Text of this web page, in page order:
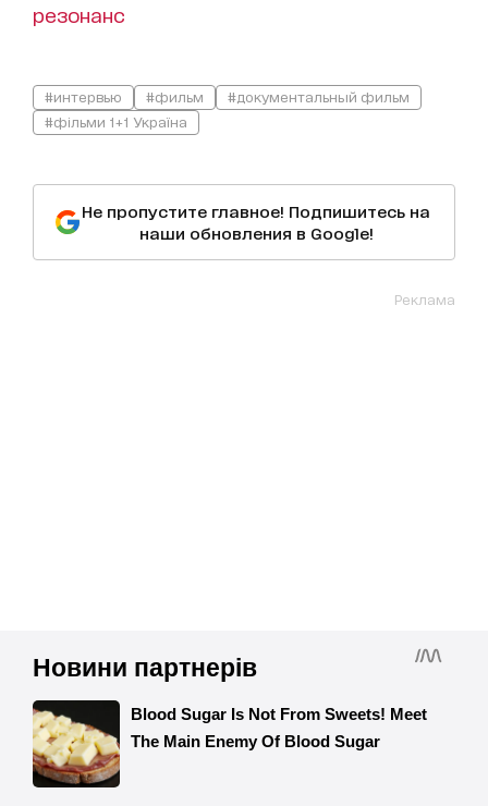
резонанс
#интервью #фильм
#документальный фильм
#фільми 1+1 Україна
Не пропустите главное! Подпишитесь на
наши обновления в Google!
Реклама